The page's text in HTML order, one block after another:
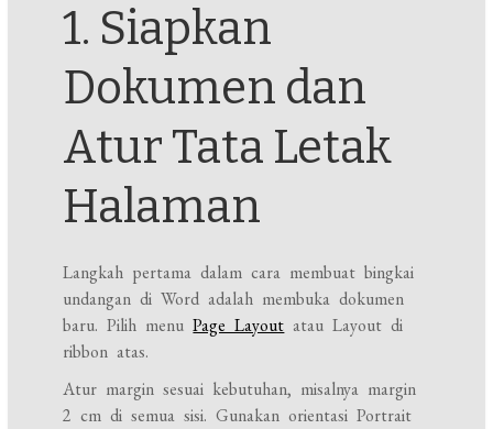
1. Siapkan
Dokumen dan
Atur Tata Letak
Halaman
Langkah pertama dalam cara membuat bingkai
undangan di Word adalah membuka dokumen
baru. Pilih menuPage Layout atau Layout di
ribbon atas.
Atur margin sesuai kebutuhan, misalnya margin
2 cm di semua sisi. Gunakan orientasi Portrait